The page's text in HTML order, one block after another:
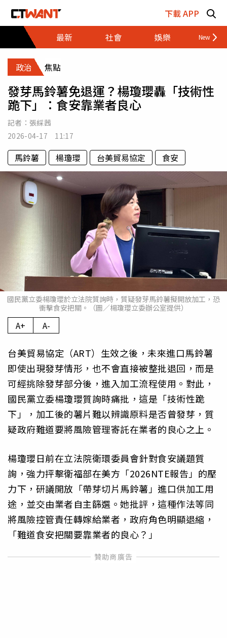
下載 APP
最新
社會 娛樂 財經
政治 焦點
發芽馬鈴薯免退運？楊瓊瓔轟「技術性
跪下」：食安靠業者良心
記者： 張綵茜
2026-04-17 11:17
馬鈴薯 楊瓊瓔 台美貿易協定 食安
國民黨立委楊瓊瓔於立法院質詢時，質疑發芽馬鈴薯擬開放加工，恐
衝擊食安把關。（圖／楊瓊瓔立委辦公室提供）
A+ A-
台美貿易協定（ART）生效之後，未來進口馬鈴薯
即使出現發芽情形，也不會直接被整批退回，而是
可經挑除發芽部分後，進入加工流程使用。對此，
國民黨立委楊瓊瓔質詢時痛批，這是「技術性跪
下」，加工後的薯片難以辨識原料是否曾發芽，質
疑政府難道要將風險管理寄託在業者的良心之上。
楊瓊瓔日前在立法院衛環委員會針對食安議題質
詢，強力抨擊衛福部在美方「2026NTE報告」的壓
力下，研議開放「帶芽切片馬鈴薯」進口供加工用
途，並交由業者自主篩選。她批評，這種作法等同
將風險控管責任轉嫁給業者，政府角色明顯退縮，
「難道食安把關要靠業者的良心？」